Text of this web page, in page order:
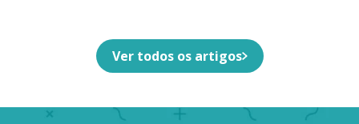
Ver todos os artigos